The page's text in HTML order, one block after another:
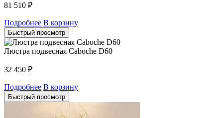
81 510 ₽
Подробнее В корзину
Быстрый просмотр
Люстра подвесная Caboche D60
32 450 ₽
Подробнее В корзину
Быстрый просмотр